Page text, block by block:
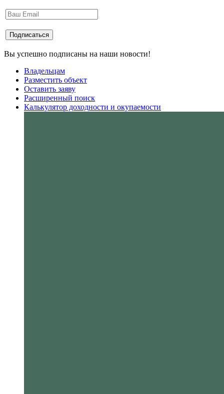
Вы успешно подписаны на наши новости!
Владельцам
Разместить объект
Оставить заяву
Расширенный поиск
Калькулятор доходности и окупаемости